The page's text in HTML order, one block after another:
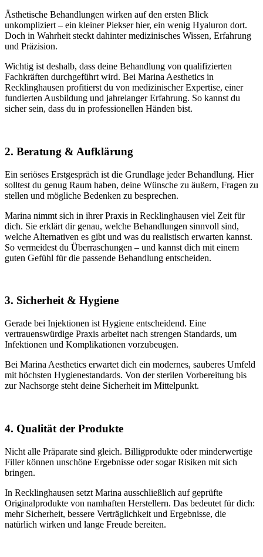
Ästhetische Behandlungen wirken auf den ersten Blick
unkompliziert – ein kleiner Piekser hier, ein wenig Hyaluron dort.
Doch in Wahrheit steckt dahinter medizinisches Wissen, Erfahrung
und Präzision.
Wichtig ist deshalb, dass deine Behandlung von qualifizierten
Fachkräften durchgeführt wird. Bei Marina Aesthetics in
Recklinghausen profitierst du von medizinischer Expertise, einer
fundierten Ausbildung und jahrelanger Erfahrung. So kannst du
sicher sein, dass du in professionellen Händen bist.
2. Beratung & Aufklärung
Ein seriöses Erstgespräch ist die Grundlage jeder Behandlung. Hier
solltest du genug Raum haben, deine Wünsche zu äußern, Fragen zu
stellen und mögliche Bedenken zu besprechen.
Marina nimmt sich in ihrer Praxis in Recklinghausen viel Zeit für
dich. Sie erklärt dir genau, welche Behandlungen sinnvoll sind,
welche Alternativen es gibt und was du realistisch erwarten kannst.
So vermeidest du Überraschungen – und kannst dich mit einem
guten Gefühl für die passende Behandlung entscheiden.
3. Sicherheit & Hygiene
Gerade bei Injektionen ist Hygiene entscheidend. Eine
vertrauenswürdige Praxis arbeitet nach strengen Standards, um
Infektionen und Komplikationen vorzubeugen.
Bei Marina Aesthetics erwartet dich ein modernes, sauberes Umfeld
mit höchsten Hygienestandards. Von der sterilen Vorbereitung bis
zur Nachsorge steht deine Sicherheit im Mittelpunkt.
4. Qualität der Produkte
Nicht alle Präparate sind gleich. Billigprodukte oder minderwertige
Filler können unschöne Ergebnisse oder sogar Risiken mit sich
bringen.
In Recklinghausen setzt Marina ausschließlich auf geprüfte
Originalprodukte von namhaften Herstellern. Das bedeutet für dich:
mehr Sicherheit, bessere Verträglichkeit und Ergebnisse, die
natürlich wirken und lange Freude bereiten.